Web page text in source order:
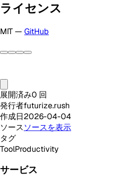
ライセンス
MIT — GitHub
展開済み0 回
発行者futurize.rush
作成日2026-04-04
ソースソースを表示
タグ
ToolProductivity
サービス